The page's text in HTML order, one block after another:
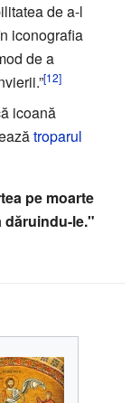
de a-l
iconografia
de a
[12]
icoană
troparul
pe moarte
dăruindu-le."